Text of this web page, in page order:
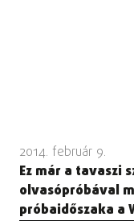
2014. február 9.
Ez már a tavaszi
olvasópróbával
próbaidőszaka a